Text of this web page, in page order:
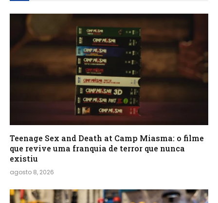
Teenage Sex and Death at Camp Miasma: o filme
que revive uma franquia de terror que nunca
existiu
agosto 8, 2026